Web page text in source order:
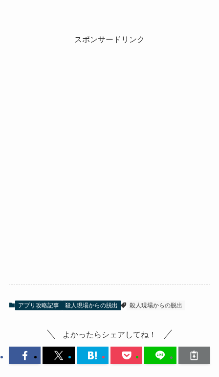
スポンサードリンク
アプリ攻略記事 殺人現場からの脱出 殺人現場からの脱出
よかったらシェアしてね！